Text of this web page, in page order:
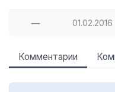
— 01.02.2016
Комментарии